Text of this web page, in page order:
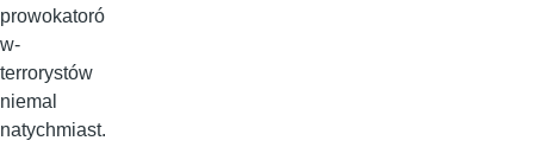
prowokatoró
w-
terrorystów
niemal
natychmiast.